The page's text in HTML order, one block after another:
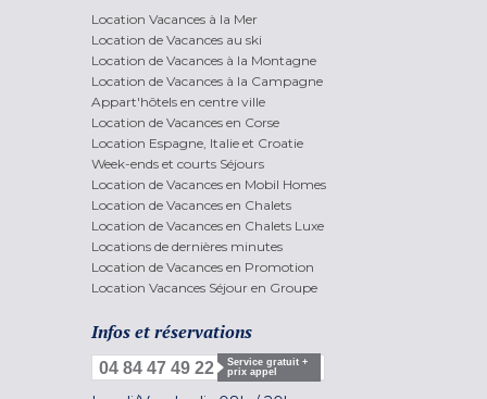
Location Vacances à la Mer
Location de Vacances au ski
Location de Vacances à la Montagne
Location de Vacances à la Campagne
Appart'hôtels en centre ville
Location de Vacances en Corse
Location Espagne, Italie et Croatie
Week-ends et courts Séjours
Location de Vacances en Mobil Homes
Location de Vacances en Chalets
Location de Vacances en Chalets Luxe
Locations de dernières minutes
Location de Vacances en Promotion
Location Vacances Séjour en Groupe
Infos et réservations
04 84 47 49 22
Service gratuit +
prix appel